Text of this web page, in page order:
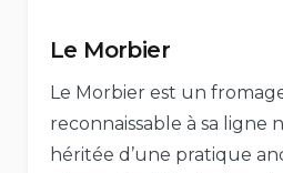
Le Morbier
Le Morbier est un
reconnaissable à sa ligne
héritée d’une pratique